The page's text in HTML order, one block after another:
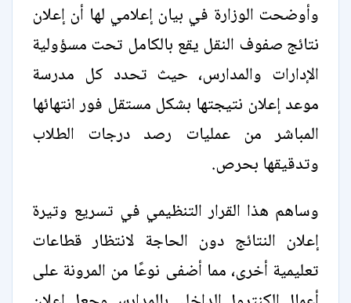
وأوضحت الوزارة في بيان إعلامي لها أن إعلان
نتائج صفوف النقل يقع بالكامل تحت مسؤولية
الإدارات والمدارس، حيث تحدد كل مدرسة
موعد إعلان نتيجتها بشكل مستقل فور انتهائها
المباشر من عمليات رصد درجات الطلاب
وتدقيقها بحرص.
وساهم هذا القرار التنظيمي في تسريع وتيرة
إعلان النتائج دون الحاجة لانتظار قطاعات
تعليمية أخرى، مما أضفى نوعًا من المرونة على